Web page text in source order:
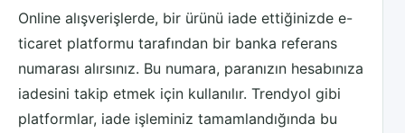
Online alışverişlerde, bir ürünü iade ettiğinizde e-
ticaret platformu tarafından bir banka referans
numarası alırsınız. Bu numara, paranızın hesabınıza
iadesini takip etmek için kullanılır. Trendyol gibi
platformlar, iade işleminiz tamamlandığında bu